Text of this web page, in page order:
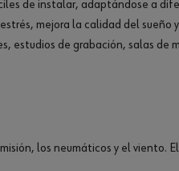
de instalar, adaptándose a
mejora la calidad del sueño
estudios de grabación, salas de
los neumáticos y el viento. El